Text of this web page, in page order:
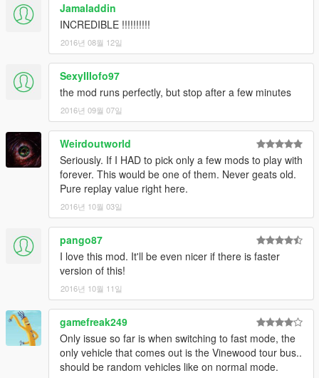
Jamaladdin
INCREDIBLE !!!!!!!!!!
2016년 08월 12일
SexyIIIofo97
the mod runs perfectly, but stop after a few minutes
2016년 09월 07일
Weirdoutworld
Seriously. If I HAD to pick only a few mods to play with
forever. This would be one of them. Never geats old.
Pure replay value right here.
2016년 10월 03일
pango87
I love this mod. It'll be even nicer if there is faster
version of this!
2016년 10월 11일
gamefreak249
Only issue so far is when switching to fast mode, the
only vehicle that comes out is the Vinewood tour bus..
should be random vehicles like on normal mode.